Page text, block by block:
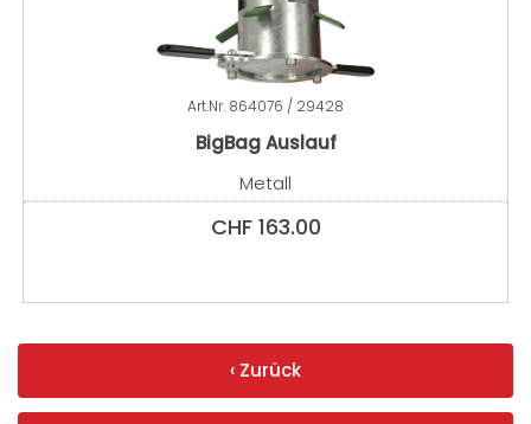
Art.Nr. 864076 / 29428
BigBag Auslauf
Metall
CHF 163.00
‹ Zurück